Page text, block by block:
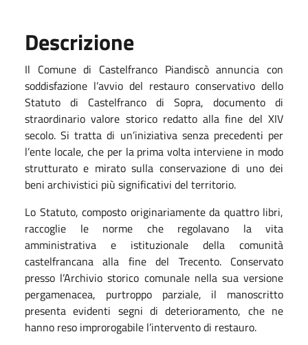
Descrizione
Il Comune di Castelfranco Piandiscò annuncia con
soddisfazione l’avvio del restauro conservativo dello
Statuto di Castelfranco di Sopra, documento di
straordinario valore storico redatto alla fine del XIV
secolo. Si tratta di un’iniziativa senza precedenti per
l’ente locale, che per la prima volta interviene in modo
strutturato e mirato sulla conservazione di uno dei
beni archivistici più significativi del territorio.
Lo Statuto, composto originariamente da quattro libri,
raccoglie le norme che regolavano la vita
amministrativa e istituzionale della comunità
castelfrancana alla fine del Trecento. Conservato
presso l’Archivio storico comunale nella sua versione
pergamenacea, purtroppo parziale, il manoscritto
presenta evidenti segni di deterioramento, che ne
hanno reso improrogabile l’intervento di restauro.